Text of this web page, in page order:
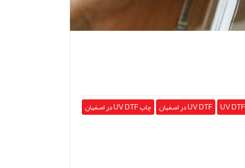
UV DTF در اصفهان چاپ UV DTF در اصفهان